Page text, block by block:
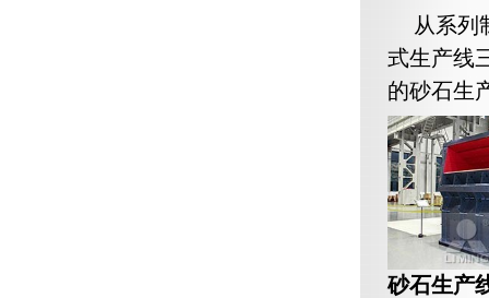
从系列
式生产线
的砂石生
砂石生产